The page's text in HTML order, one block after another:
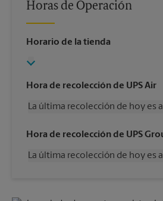
Horas de Operación
Horario de la tienda
Hora de recolección de UPS Air
La última recolección de hoy es
Miércoles
5:30 PM
Viernes
5:30 PM
Hora de recolección de UPS
La última recolección de hoy es